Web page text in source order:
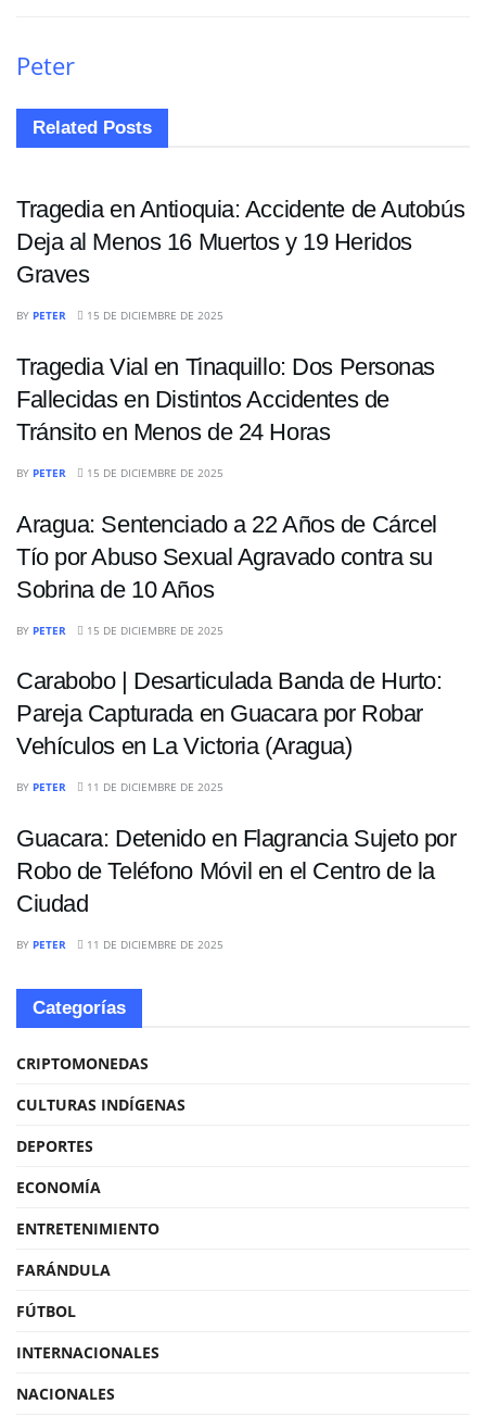
Peter
Related Posts
SUCESOS
Tragedia en Antioquia: Accidente de Autobús
Deja al Menos 16 Muertos y 19 Heridos
Graves
BY PETER 15 DE DICIEMBRE DE 2025
Tragedia Vial en Tinaquillo: Dos Personas
Fallecidas en Distintos Accidentes de
Tránsito en Menos de 24 Horas
BY PETER 15 DE DICIEMBRE DE 2025
Aragua: Sentenciado a 22 Años de Cárcel
Tío por Abuso Sexual Agravado contra su
Sobrina de 10 Años
BY PETER 15 DE DICIEMBRE DE 2025
Carabobo | Desarticulada Banda de Hurto:
Pareja Capturada en Guacara por Robar
Vehículos en La Victoria (Aragua)
BY PETER 11 DE DICIEMBRE DE 2025
Guacara: Detenido en Flagrancia Sujeto por
Robo de Teléfono Móvil en el Centro de la
Ciudad
BY PETER 11 DE DICIEMBRE DE 2025
Categorías
CRIPTOMONEDAS
CULTURAS INDÍGENAS
DEPORTES
ECONOMÍA
ENTRETENIMIENTO
FARÁNDULA
FÚTBOL
INTERNACIONALES
NACIONALES